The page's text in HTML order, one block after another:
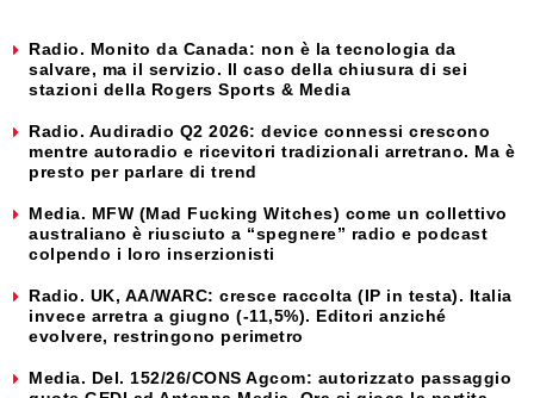
Radio. Monito da Canada: non è la tecnologia da
salvare, ma il servizio. Il caso della chiusura di sei
stazioni della Rogers Sports & Media
Radio. Audiradio Q2 2026: device connessi crescono
mentre autoradio e ricevitori tradizionali arretrano. Ma è
presto per parlare di trend
Media. MFW (Mad Fucking Witches) come un collettivo
australiano è riusciuto a “spegnere” radio e podcast
colpendo i loro inserzionisti
Radio. UK, AA/WARC: cresce raccolta (IP in testa). Italia
invece arretra a giugno (-11,5%). Editori anziché
evolvere, restringono perimetro
Media. Del. 152/26/CONS Agcom: autorizzato passaggio